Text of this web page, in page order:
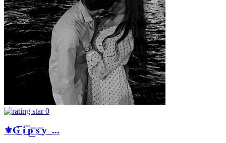
0
⚜️G͟͞ i͟͞ p͟͞ s͟͞ y_...